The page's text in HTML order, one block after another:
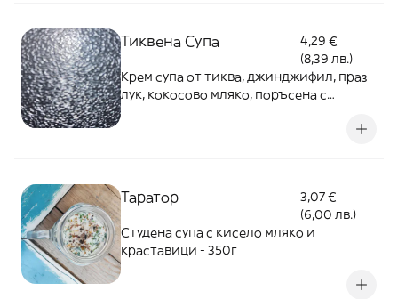
Тиквена Супа
4,29 €
(8,39 лв.)
Крем супа от тиква, джинджифил, праз
лук, кокосово мляко, поръсена с
Таратор
3,07 €
(6,00 лв.)
Студена супа с кисело мляко и
краставици - 350г